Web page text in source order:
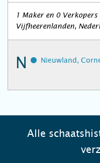
1 Maker en 0
Vijfheerenlanden,
N Nieuwland,
Alle